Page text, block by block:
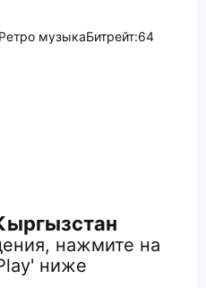
Ретро музыкаБитрейт:64
нажмите на
ниже